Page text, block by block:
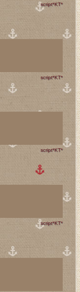
script*KT*
script*KT*
script*KT*
script*KT*